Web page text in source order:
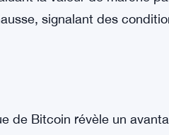
Top de Glassnode pointe